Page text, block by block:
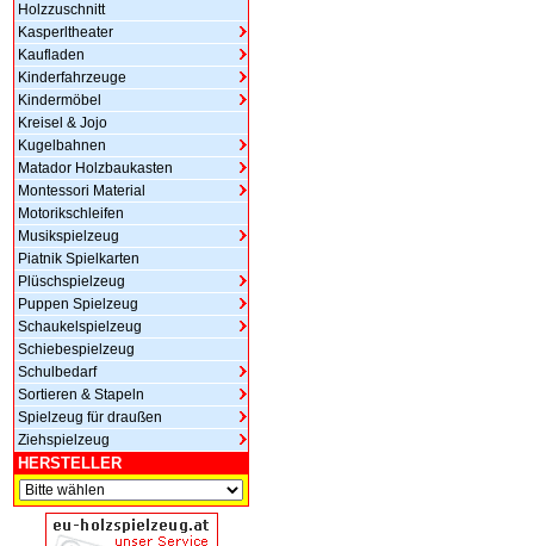
Holzzuschnitt
Kasperltheater
Kaufladen
Kinderfahrzeuge
Kindermöbel
Kreisel & Jojo
Kugelbahnen
Matador Holzbaukasten
Montessori Material
Motorikschleifen
Musikspielzeug
Piatnik Spielkarten
Plüschspielzeug
Puppen Spielzeug
Schaukelspielzeug
Schiebespielzeug
Schulbedarf
Sortieren & Stapeln
Spielzeug für draußen
Ziehspielzeug
HERSTELLER